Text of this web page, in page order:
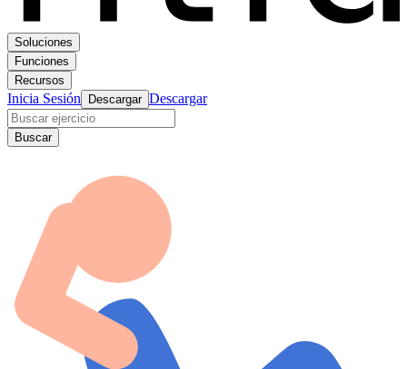
Soluciones
Funciones
Recursos
Inicia Sesión Descargar Descargar
Buscar